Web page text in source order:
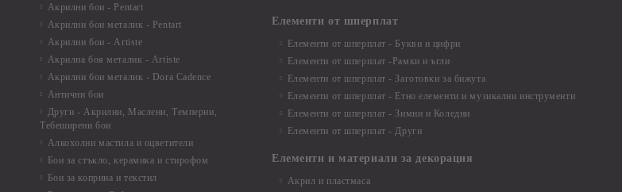
Акрилни бои - Pentart
Акрилни бои металик - Pentart
Акрилни бои - Artiste
Акрилна боя металик - Artiste
Акрилни бои металик - Dora Cadence
Антични бои
Други - Акрилни, Маслени, Темперни,
Тебеширени бои
Алкохолни мастила и оцветители
Бои за стъкло, керамика и стирофом
Бои за коприна и текстил
Елементи от шперплат
Елементи от шперплат - Букви и цифри
Елементи от шперплат -Рамки и ъгли
Елементи от шперплат - Заготовки за бижута
Елементи от шперплат - Етно елементи и музикални инструменти
Елементи от шперплат - Зимни и Коледни
Елементи от шперплат - Други
Елементи и материали за декорация
Акрил и пластмаса